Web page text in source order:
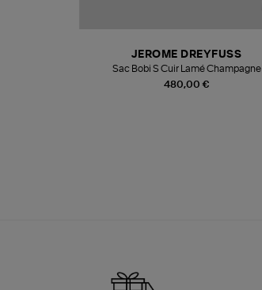
480,00 €
JEROME DREYFUSS
Sac Bobi S Cuir Lamé Champagne